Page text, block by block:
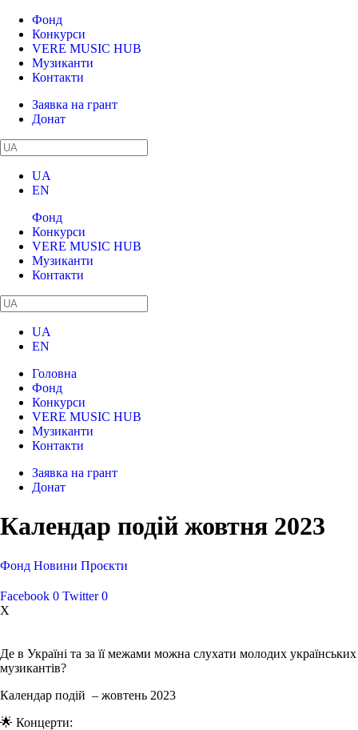
Фонд
Конкурси
VERE MUSIC HUB
Музиканти
Контакти
Заявка на грант
Донат
UA
EN
Фонд
Конкурси
VERE MUSIC HUB
Музиканти
Контакти
UA
EN
Головна
Фонд
Конкурси
VERE MUSIC HUB
Музиканти
Контакти
Заявка на грант
Донат
Календар подій жовтня 2023
Фонд Новини Проєкти
Facebook 0 Twitter 0
X
Де в Україні та за її межами можна слухати молодих українських
музикантів?
Календар подій – жовтень 2023
🌟 Концерти: